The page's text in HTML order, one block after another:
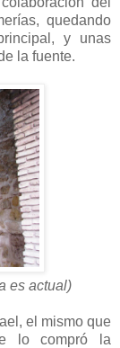
quedando
y unas
la fuente.
es actual)
el mismo que
lo compró la